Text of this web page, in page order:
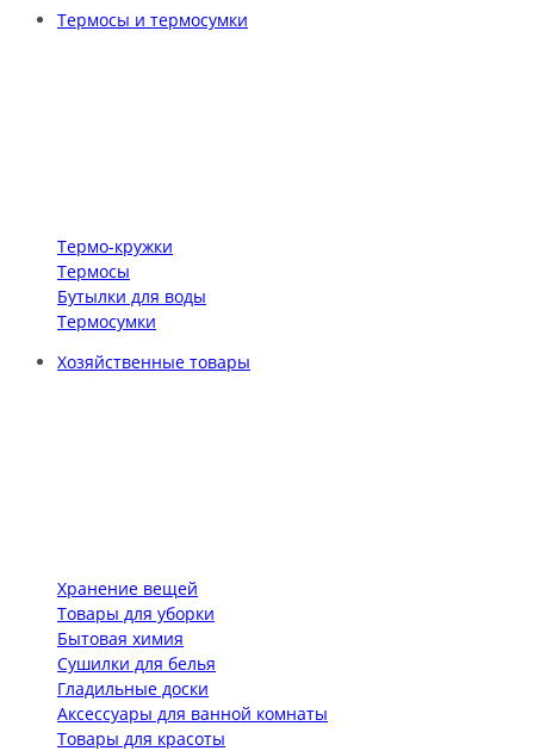
Термосы и термосумки
Термо-кружки
Термосы
Бутылки для воды
Термосумки
Хозяйственные товары
Хранение вещей
Товары для уборки
Бытовая химия
Сушилки для белья
Гладильные доски
Аксессуары для ванной комнаты
Товары для красоты